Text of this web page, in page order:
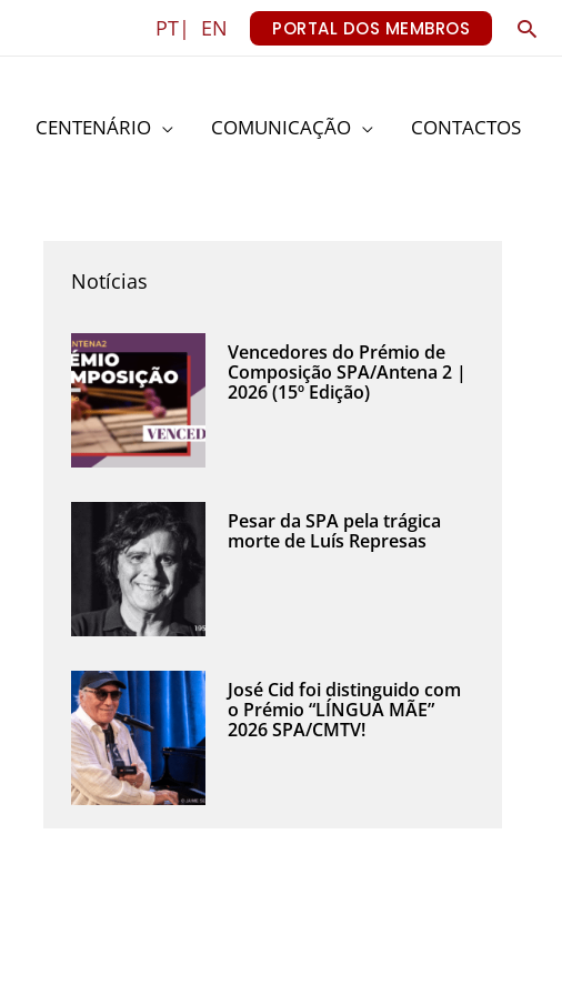
PT| EN PORTAL DOS MEMBROS
CENTENÁRIO COMUNICAÇÃO CONTACTOS
Notícias
Vencedores do Prémio de
Composição SPA/Antena 2 |
2026 (15º Edição)
Pesar da SPA pela trágica
morte de Luís Represas
José Cid foi distinguido com
o Prémio “LÍNGUA MÃE”
2026 SPA/CMTV!